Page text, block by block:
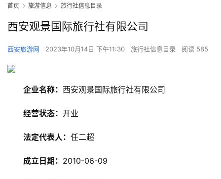
首页 旅游信息 旅行社信息目录
西安观景国际旅行社有限公司
西安旅游网 2023年10月14日 下午11:30 旅行社信息目录 阅读 585
企业名称： 西安观景国际旅行社有限公司
经营状态： 开业
法定代表人： 任二超
成立日期： 2010-06-09